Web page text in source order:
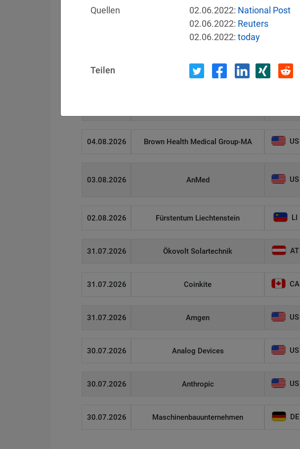
Länderauswahl
Datum Betroffene Land
04.08.2026 Brown Health Medical Group-MA US
03.08.2026 AnMed US
02.08.2026 Fürstentum Liechtenstein LI
31.07.2026 Ökovolt Solartechnik AT
31.07.2026 Coinkite CA
31.07.2026 Amgen US
30.07.2026 Analog Devices US
30.07.2026 Anthropic US
30.07.2026 Maschinenbauunternehmen DE
Quellen 02.06.2022: National Post
02.06.2022: Reuters
02.06.2022: today
Teilen